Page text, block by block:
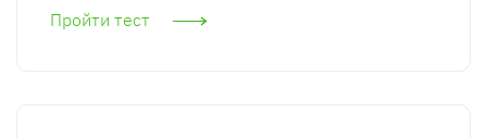
Пройти тест